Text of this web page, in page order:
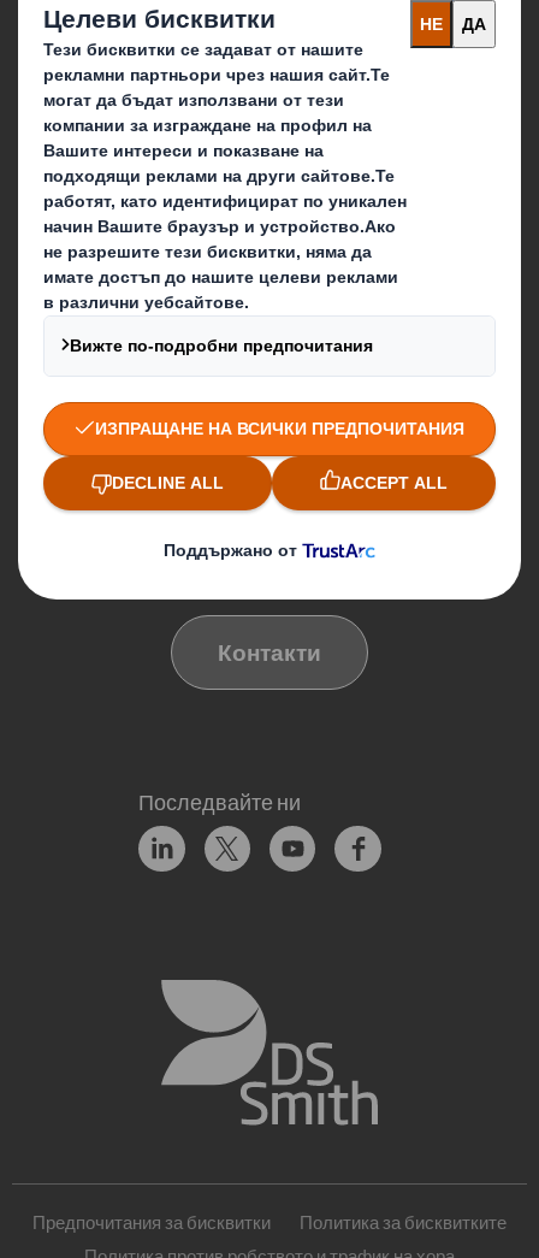
IP & DS Smith обединение
Устойчивост
Медии
Кариера
Блог
Какво правим ние
Опаковъчни решения
Свържете се
Контакти
Последвайте ни
Предпочитания за бисквитки
Политика за бисквитките